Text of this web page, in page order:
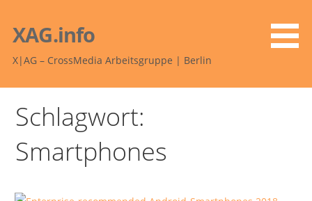
Inhalt
springen
XAG.info
X|AG – CrossMedia Arbeitsgruppe | Berlin
Schlagwort:
Smartphones